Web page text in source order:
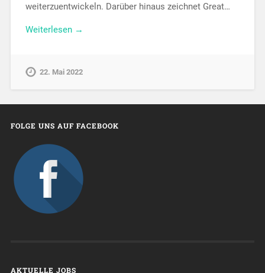
weiterzuentwickeln. Darüber hinaus zeichnet Great…
Weiterlesen →
22. Mai 2022
FOLGE UNS AUF FACEBOOK
AKTUELLE JOBS